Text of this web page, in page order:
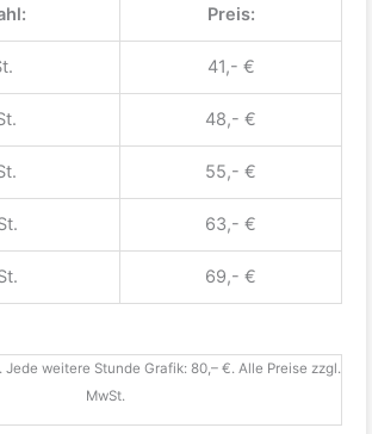
Preis:
41,- €
48,- €
55,- €
63,- €
69,- €
Jede weitere Stunde Grafik: 80,– €. Alle Preise zzgl.
MwSt.